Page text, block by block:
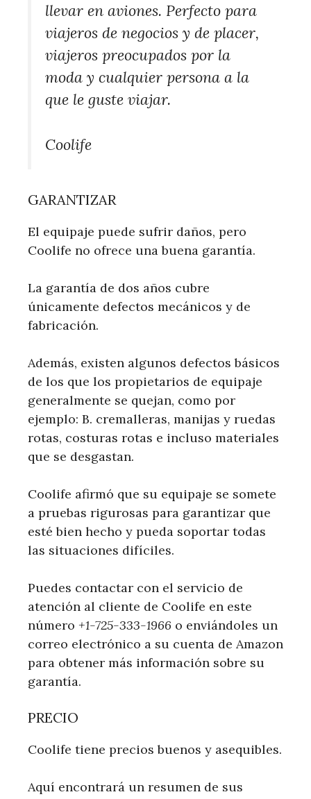
llevar en aviones. Perfecto para
viajeros de negocios y de placer,
viajeros preocupados por la
moda y cualquier persona a la
que le guste viajar.
Coolife
GARANTIZAR
El equipaje puede sufrir daños, pero
Coolife no ofrece una buena garantía.
La garantía de dos años cubre
únicamente defectos mecánicos y de
fabricación.
Además, existen algunos defectos básicos
de los que los propietarios de equipaje
generalmente se quejan, como por
ejemplo: B. cremalleras, manijas y ruedas
rotas, costuras rotas e incluso materiales
que se desgastan.
Coolife afirmó que su equipaje se somete
a pruebas rigurosas para garantizar que
esté bien hecho y pueda soportar todas
las situaciones difíciles.
Puedes contactar con el servicio de
atención al cliente de Coolife en este
número +1-725-333-1966 o enviándoles un
correo electrónico a su cuenta de Amazon
para obtener más información sobre su
garantía.
PRECIO
Coolife tiene precios buenos y asequibles.
Aquí encontrará un resumen de sus